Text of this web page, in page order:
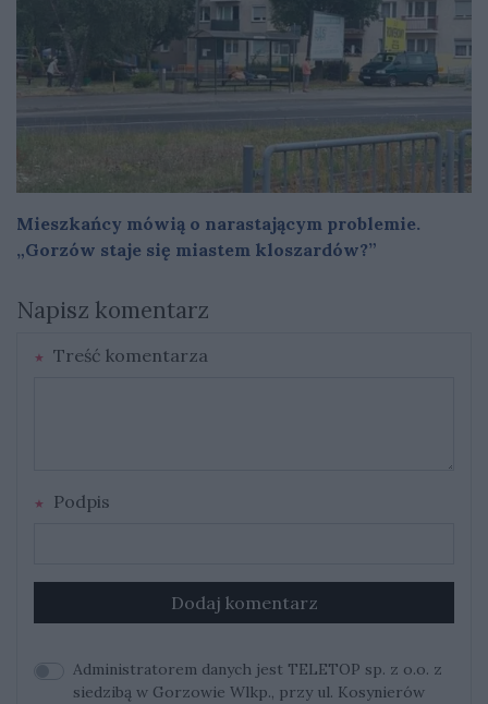
Mieszkańcy mówią o narastającym problemie.
„Gorzów staje się miastem kloszardów?”
Napisz komentarz
Treść komentarza
Podpis
Dodaj komentarz
Administratorem danych jest TELETOP sp. z o.o. z
siedzibą w Gorzowie Wlkp., przy ul. Kosynierów